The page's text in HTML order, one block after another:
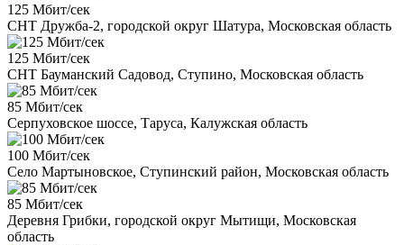
125 Мбит/сек
СНТ Дружба-2, городской округ Шатура, Московская область
125 Мбит/сек
СНТ Бауманский Садовод, Ступино, Московская область
85 Мбит/сек
Серпуховское шоссе, Таруса, Калужская область
100 Мбит/сек
Село Мартыновское, Ступинский район, Московская область
85 Мбит/сек
Деревня Грибки, городской округ Мытищи, Московская
область